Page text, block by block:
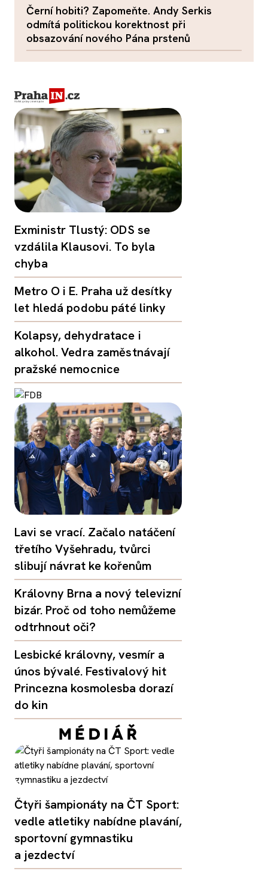
Černí hobiti? Zapomeňte. Andy Serkis
odmítá politickou korektnost při
obsazování nového Pána prstenů
Exministr Tlustý: ODS se
vzdálila Klausovi. To byla
chyba
Metro O i E. Praha už desítky
let hledá podobu páté linky
Kolapsy, dehydratace i
alkohol. Vedra zaměstnávají
pražské nemocnice
Lavi se vrací. Začalo natáčení
třetího Vyšehradu, tvůrci
slibují návrat ke kořenům
Královny Brna a nový televizní
bizár. Proč od toho nemůžeme
odtrhnout oči?
Lesbické královny, vesmír a
únos bývalé. Festivalový hit
Princezna kosmolesba dorazí
do kin
Čtyři šampionáty na ČT Sport:
vedle atletiky nabídne plavání,
sportovní gymnastiku
a jezdectví